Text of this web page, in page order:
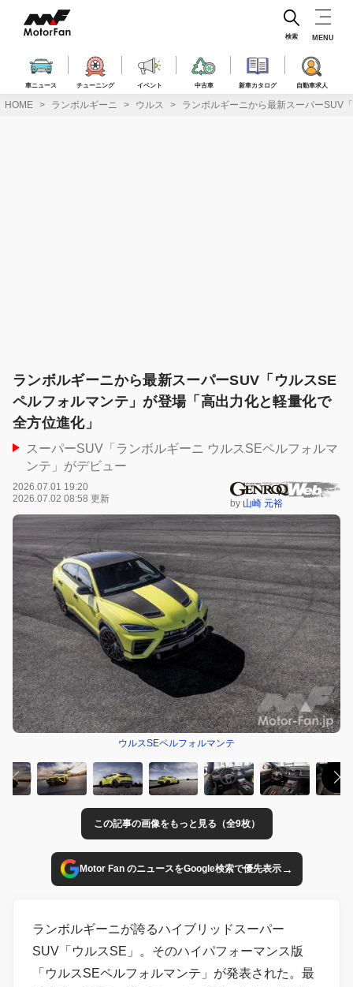
ス
車ニュース チューニング イベント 中古車 新車カタログ 自動車求人
検索 MENU
HOME ランボルギーニ ウルス ランボルギーニから最新スーパーSUV
ランボルギーニから最新スーパーSUV「ウルスSE
ペルフォルマンテ」が登場「高出力化と軽量化で
全方位進化」
スーパーSUV「ランボルギーニ ウルスSEペルフォルマ
ンテ」がデビュー
2026.07.01 19:20
2026.07.02 08:58 更新
by 山崎 元裕
ウルスSEペルフォルマンテ
この記事の画像をもっと見る（全9枚）
Motor Fan のニュースをGoogle検索で優先表示→
ランボルギーニが誇るハイブリッドスーパー
SUV「ウルスSE」。そのハイパフォーマンス版
「ウルスSEペルフォルマンテ」が発表された。最